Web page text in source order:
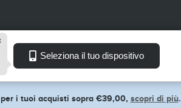
Seleziona il tuo dispositivo
per i tuoi acquisti sopra €39,00, scopri di più.